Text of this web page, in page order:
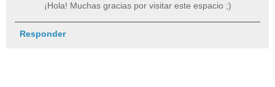
¡Hola! Muchas gracias por visitar este espacio ;)
Responder